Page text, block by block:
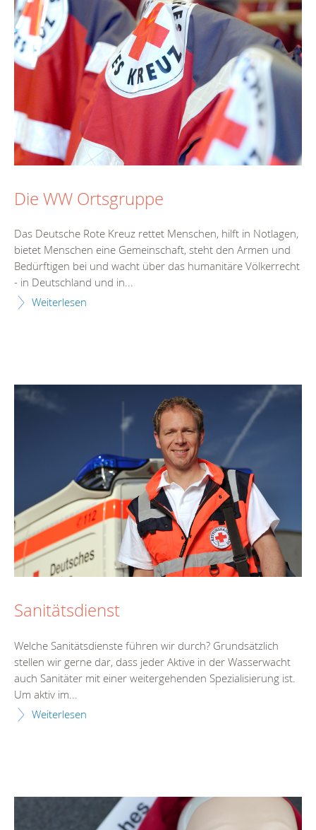
Die WW Ortsgruppe
Das Deutsche Rote Kreuz rettet Menschen, hilft in Notlagen,
bietet Menschen eine Gemeinschaft, steht den Armen und
Bedürftigen bei und wacht über das humanitäre Völkerrecht
- in Deutschland und in...
Weiterlesen
Sanitätsdienst
Welche Sanitätsdienste führen wir durch? Grundsätzlich
stellen wir gerne dar, dass jeder Aktive in der Wasserwacht
auch Sanitäter mit einer weitergehenden Spezialisierung ist.
Um aktiv im...
Weiterlesen